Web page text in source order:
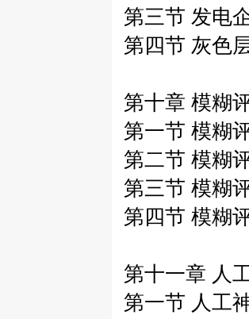
第三节 发电
第四节 灰色
第十章 模糊
第一节 模糊
第二节 模糊
第三节 模糊
第四节 模糊
第十一章 人
第一节 人工